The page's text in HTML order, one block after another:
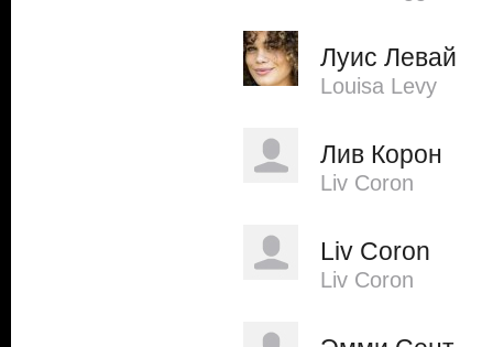
Луис Левай
Louisa Levy
Лив Корон
Liv Coron
Liv Coron
Liv Coron